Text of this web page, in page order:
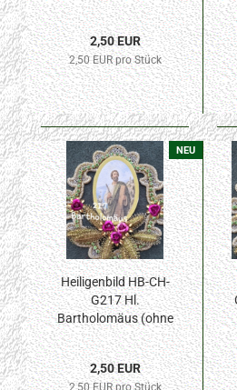
40x55mm
2,50 EUR
2,50 EUR pro Stück
NEU
Heiligenbild HB-CH-
G217 Hl.
Bartholomäus (ohne
Stickrand) 40x55mm
2,50 EUR
2,50 EUR pro Stück